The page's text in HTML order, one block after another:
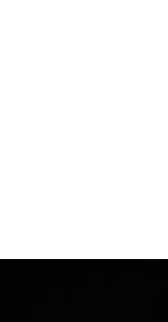
«BRUTTO», екс-соліст
Міжнародного фестивалю